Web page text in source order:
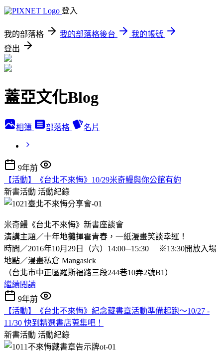
登入
我的部落格 我的部落格後台
我的帳號
登出
蓋亞文化Blog
相簿 部落格 名片
9年前
【活動】《台北不來悔》10/29米奇鰻與你公館有約
新書活動 活動紀錄
米奇鰻《台北不來悔》新書座談會
演講主題／十年地攤揮霍青春，一紙漫畫笑談幸運！
時間／2016年10月29日（六）14:00─15:30 ※13:30開放入場
地點／漫畫私倉 Mangasick
（台北市中正區羅斯福路三段244巷10弄2號B1）
繼續閱讀
9年前
【活動】《台北不來悔》紀念藏書章活動準備起跑～10/27 -
11/30 快到精選書店蒐集吧！
新書活動 活動紀錄